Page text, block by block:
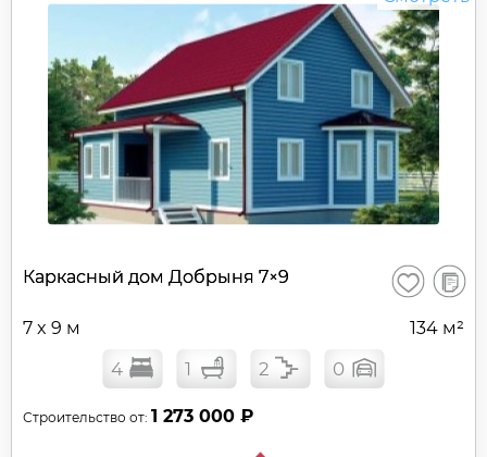
Каркасный дом Добрыня 7×9 Сохранить
В
7 x 9 м 134 м²
4 1 2 0
Строительство от: 1 273 000 ₽